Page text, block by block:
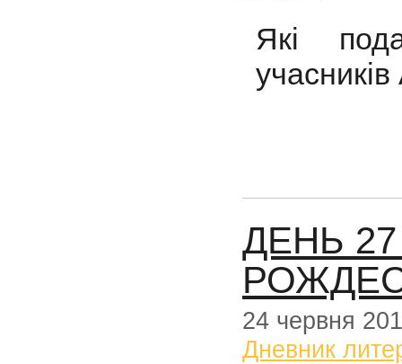
Які
ДЕНЬ
24 червня
Дневник